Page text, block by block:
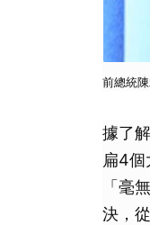
前總統
據了
扁4個
「毫
決，